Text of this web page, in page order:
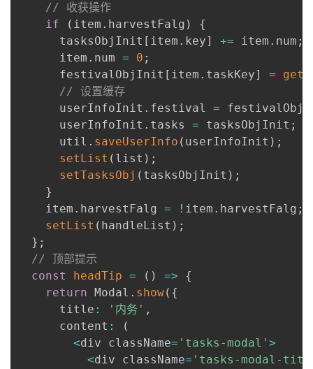
// 收获操作
if
( item . harvestFalg )
{
      tasksObjInit
[ item . key] += item . num ;
      item
. num = 0 ;
      festivalObjInit
[ item . taskKey] =
// 设置缓存
      userInfoInit
. festival =
      userInfoInit
. tasks = tasksObjInit ;
      util
. saveUserInfo ( userInfoInit ) ;
setList ( list ) ;
setTasksObj ( tasksObjInit ) ;
}
    item
. harvestFalg = ! item . harvestFalg ;
setList ( handleList ) ;
} ;
// 顶部提示
const
headTip = ( ) =>
{
return Modal . show( {
      title
: '内务' ,
      content
:
(
<div className= 'tasks-modal' >
<div className= 'tasks-modal-